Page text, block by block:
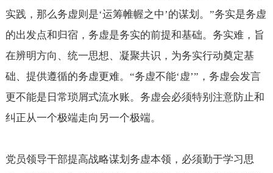
实践，那么务虚则是‘运筹帷幄之中’的谋划。”务实是务虚
的出发点和归宿，务虚是务实的前提和基础。务实难，旨
在辨明方向、统一思想、凝聚共识，为务实行动奠定基
础、提供遵循的务虚更难。“务虚不能‘虚’”，务虚会发言
更不能是日常琐屑式流水账。务虚会必须特别注意防止和
纠正从一个极端走向另一个极端。
党员领导干部提高战略谋划务虚本领，必须勤于学习思